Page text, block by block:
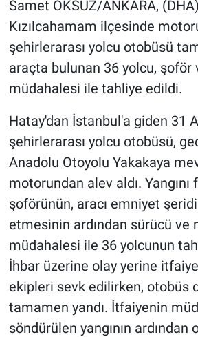
Samet ÖKSÜZ/ANKARA,
Kızılcahamam ilçesinde
şehirlerarası yolcu otobüsü
araçta bulunan 36 yolcu, şoför
müdahalesi ile tahliye edildi.
Hatay'dan İstanbul'a giden 31
şehirlerarası yolcu otobüsü,
Anadolu Otoyolu Yakakaya
motorundan alev aldı.
şoförünün, aracı emniyet
etmesinin ardından sürücü ve
müdahalesi ile 36 yolcunun
İhbar üzerine olay yerine
ekipleri sevk edilirken, otobüs
tamamen yandı. İtfaiyenin
söndürülen yangının